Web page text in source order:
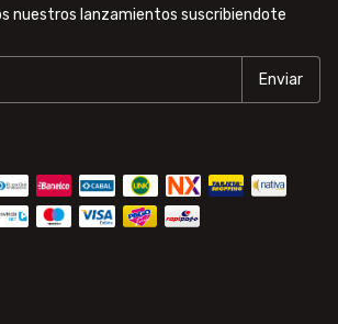
nuestros lanzamientos suscribiendote